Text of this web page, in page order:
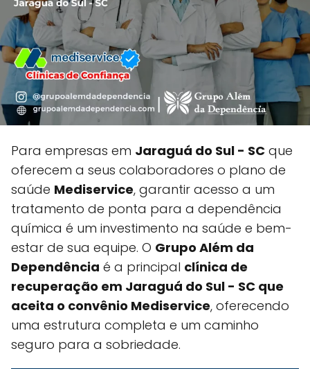
Para empresas em Jaraguá do Sul - SC que
oferecem a seus colaboradores o plano de
saúde Mediservice, garantir acesso a um
tratamento de ponta para a dependência
química é um investimento na saúde e bem-
estar de sua equipe. O Grupo Além da
Dependência é a principal clínica de
recuperação em Jaraguá do Sul - SC que
aceita o convênio Mediservice, oferecendo
uma estrutura completa e um caminho
seguro para a sobriedade.